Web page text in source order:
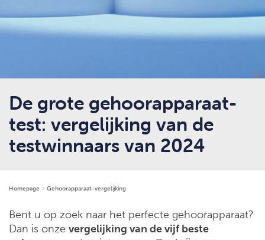
De grote gehoorapparaat-
test: vergelijking van de
testwinnaars van 2024
Homepage Gehoorapparaat-vergelijking
Bent u op zoek naar het perfecte gehoorapparaat?
Dan is onze vergelijking van de vijf beste